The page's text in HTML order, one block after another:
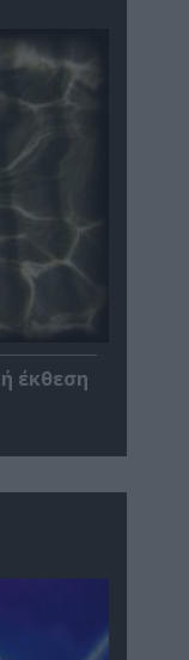
έκθεση